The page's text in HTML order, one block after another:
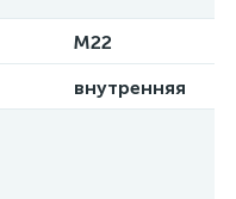
M22
внутренняя